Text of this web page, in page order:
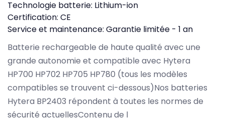
Technologie batterie: Lithium-ion
Certification: CE
Service et maintenance: Garantie limitée - 1 an
Batterie rechargeable de haute qualité avec une
grande autonomie et compatible avec Hytera
HP700 HP702 HP705 HP780 (tous les modèles
compatibles se trouvent ci-dessous)Nos batteries
Hytera BP2403 répondent à toutes les normes de
sécurité actuellesContenu de l